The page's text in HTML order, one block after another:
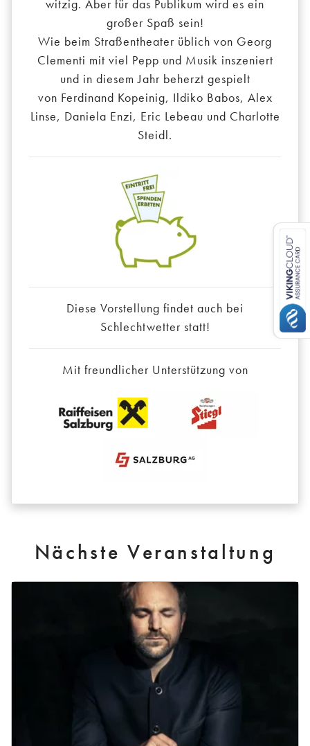
witzig. Aber für das Publikum wird es ein
großer Spaß sein!
Wie beim Straßentheater üblich von Georg
Clementi mit viel Pepp und Musik inszeniert
und in diesem Jahr beherzt gespielt
von Ferdinand Kopeinig, Ildiko Babos, Alex
Linse, Daniela Enzi, Eric Lebeau und Charlotte
Steidl.
Diese Vorstellung findet auch bei
Schlechtwetter statt!
Mit freundlicher Unterstützung von
Nächste Veranstaltung